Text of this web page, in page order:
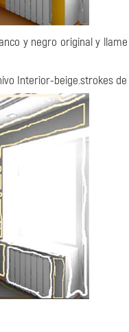
y negro original y
Interior-beige.strokes